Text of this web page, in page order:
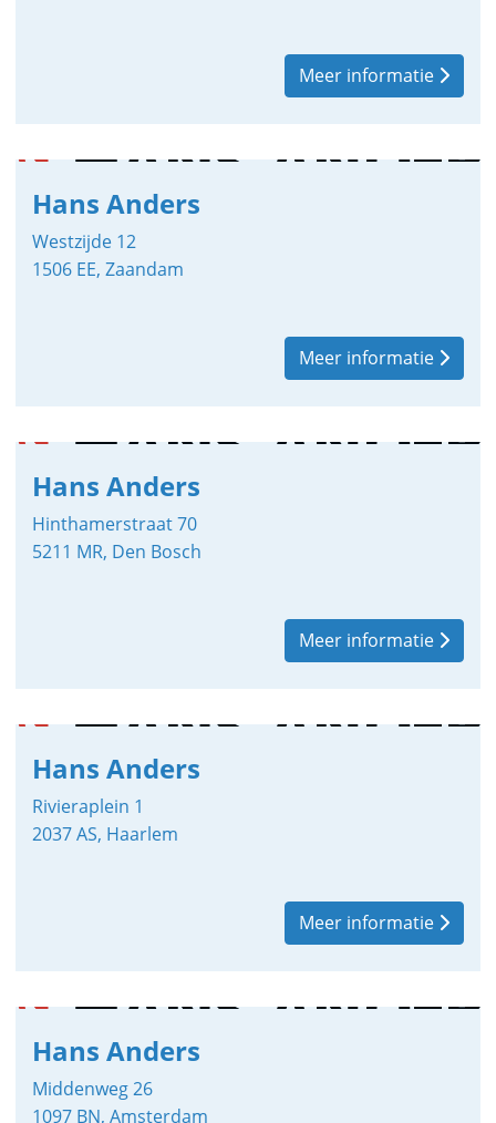
Meer informatie
Hans Anders
Westzijde 12
1506 EE, Zaandam
Meer informatie
Hans Anders
Hinthamerstraat 70
5211 MR, Den Bosch
Meer informatie
Hans Anders
Rivieraplein 1
2037 AS, Haarlem
Meer informatie
Hans Anders
Middenweg 26
1097 BN, Amsterdam